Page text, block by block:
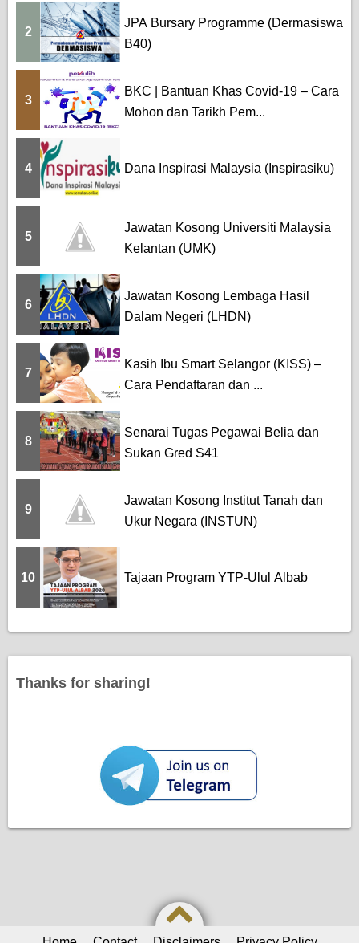
2
JPA Bursary Programme (Dermasiswa
B40)
3
BKC | Bantuan Khas Covid-19 – Cara
Mohon dan Tarikh Pem...
4 Dana Inspirasi Malaysia (Inspirasiku)
5
Jawatan Kosong Universiti Malaysia
Kelantan (UMK)
6
Jawatan Kosong Lembaga Hasil
Dalam Negeri (LHDN)
7
Kasih Ibu Smart Selangor (KISS) –
Cara Pendaftaran dan ...
8
Senarai Tugas Pegawai Belia dan
Sukan Gred S41
9
Jawatan Kosong Institut Tanah dan
Ukur Negara (INSTUN)
10 Tajaan Program YTP-Ulul Albab
Thanks for sharing!